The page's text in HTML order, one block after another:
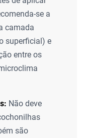
se a
camada
superficial) e
entre os
Não deve
são